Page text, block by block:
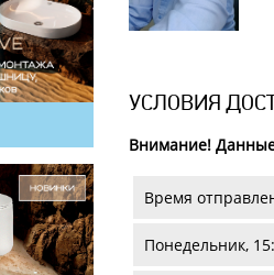
УСЛОВИЯ
Внимание! Данные
Время
Понедельник,